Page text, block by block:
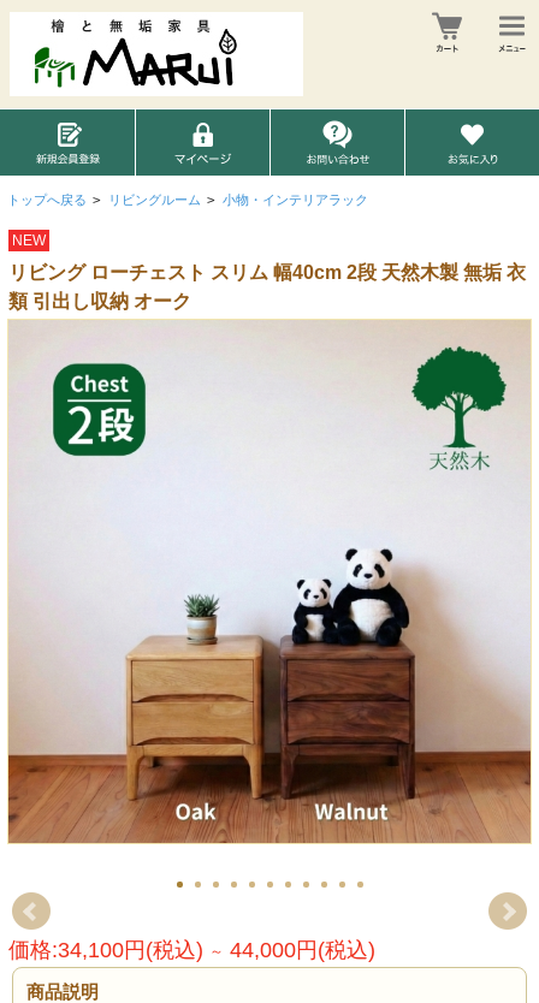
トップへ戻る > リビングルーム > 小物・インテリアラック
NEW
リビング ローチェスト スリム 幅40cm 2段 天然木製 無垢 衣
類 引出し収納 オーク
価格:34,100円(税込) ～ 44,000円(税込)
商品説明